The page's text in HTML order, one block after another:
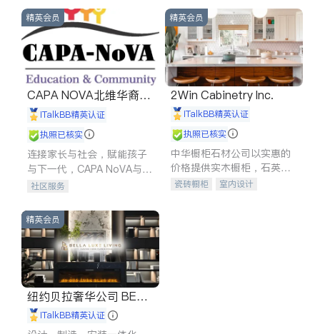
石。
精英会员
CAPA NOVA北维华裔家
长会iTalkBB精英认证
执照已核实
连接家长与社会，赋能孩子
与下一代，CAPA NoVA与您
携手建设包容、公平、充满
社区服务
精英会员
2Win Cabinetry Inc.
iTalkBB精英认证
执照已核实
中华橱柜石材公司以实惠的
价格提供实木橱柜，石英石
台面，多种优质不锈钢水
瓷砖橱柜
室内设计
精英会员
纽约贝拉奢华公司 BELL
A LUXE
iTalkBB精英认证